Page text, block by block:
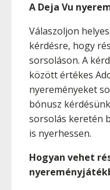
A Deja Vu
Válaszoljon
kérdésre, hogy
sorsoláson. A
között értékes
nyereményeket
bónusz
sorsolás keretén
is nyerhessen.
Hogyan vehet